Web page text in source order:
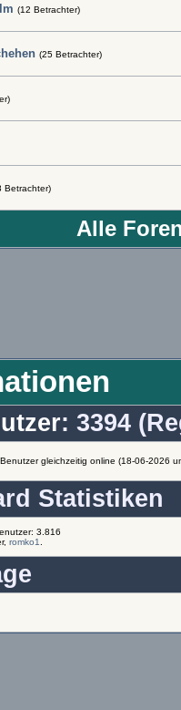
(12 Betrachter)
(25 Betrachter)
Betrachter)
Alle
: 3394
gleichzeitig online (18-06-2026
Statistiken
3.816
romko1